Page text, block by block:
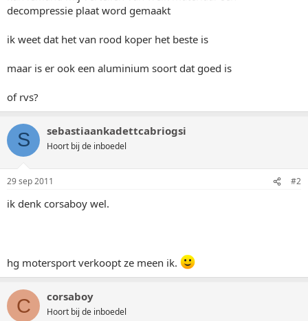
e
m
decompressie plaat word gemaakt
ik weet dat het van rood koper het beste is
maar is er ook een aluminium soort dat goed is
of rvs?
S sebastiaankadettcabriogsi
Hoort bij de inboedel
29 sep 2011 #2
ik denk corsaboy wel.
hg motersport verkoopt ze meen ik.
C corsaboy
Hoort bij de inboedel